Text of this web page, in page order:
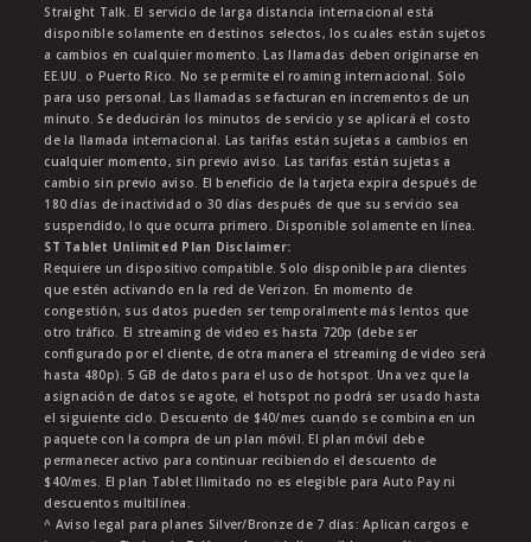
Straight Talk. El servicio de larga distancia internacional está
disponible solamente en destinos selectos, los cuales están sujetos
a cambios en cualquier momento. Las llamadas deben originarse en
EE.UU. o Puerto Rico. No se permite el roaming internacional. Solo
para uso personal. Las llamadas se facturan en incrementos de un
minuto. Se deducirán los minutos de servicio y se aplicará el costo
de la llamada internacional. Las tarifas están sujetas a cambios en
cualquier momento, sin previo aviso. Las tarifas están sujetas a
cambio sin previo aviso. El beneficio de la tarjeta expira después de
180 días de inactividad o 30 días después de que su servicio sea
suspendido, lo que ocurra primero. Disponible solamente en línea.
ST Tablet Unlimited Plan Disclaimer:
Requiere un dispositivo compatible. Solo disponible para clientes
que estén activando en la red de Verizon. En momento de
congestión, sus datos pueden ser temporalmente más lentos que
otro tráfico. El streaming de video es hasta 720p (debe ser
configurado por el cliente, de otra manera el streaming de video será
hasta 480p). 5 GB de datos para el uso de hotspot. Una vez que la
asignación de datos se agote, el hotspot no podrá ser usado hasta
el siguiente ciclo. Descuento de $40/mes cuando se combina en un
paquete con la compra de un plan móvil. El plan móvil debe
permanecer activo para continuar recibiendo el descuento de
$40/mes. El plan Tablet Ilimitado no es elegible para Auto Pay ni
descuentos multilínea.
^ Aviso legal para planes Silver/Bronze de 7 días: Aplican cargos e